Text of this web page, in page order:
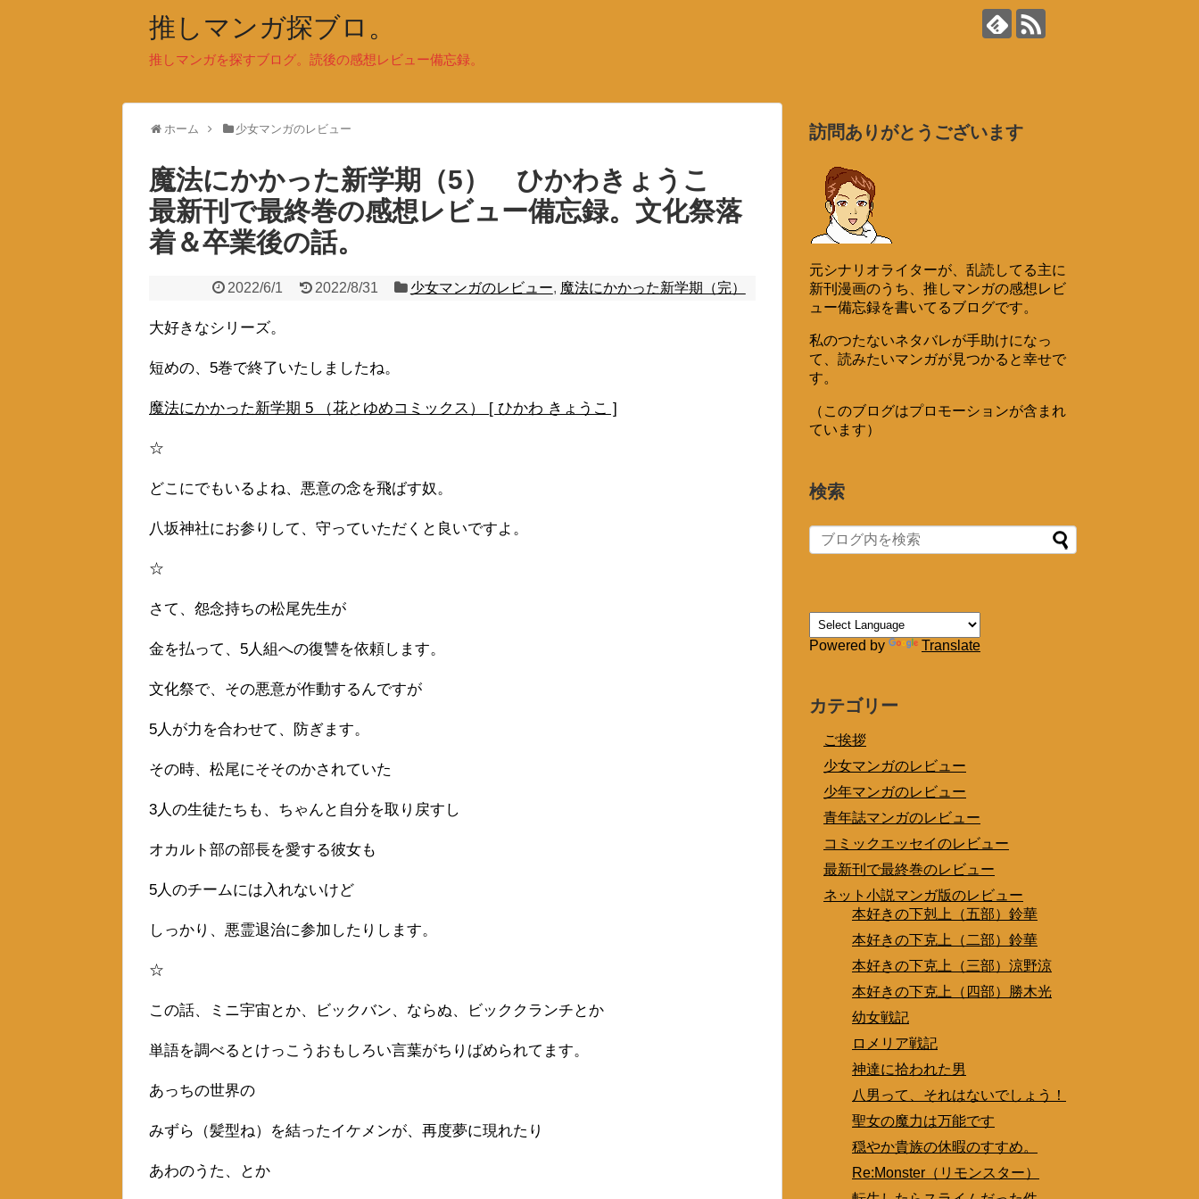
推しマンガ探ブロ。
推しマンガを探すブログ。読後の感想レビュー備忘録。
ホーム 少女マンガのレビュー
魔法にかかった新学期（5） ひかわきょうこ
最新刊で最終巻の感想レビュー備忘録。文化祭落
着＆卒業後の話。
2022/6/1 2022/8/31 少女マンガのレビュー, 魔法にかかった新学期（完）
大好きなシリーズ。
短めの、5巻で終了いたしましたね。
魔法にかかった新学期 5 （花とゆめコミックス） [ ひかわ きょうこ ]
☆
どこにでもいるよね、悪意の念を飛ばす奴。
八坂神社にお参りして、守っていただくと良いですよ。
☆
さて、怨念持ちの松尾先生が
金を払って、5人組への復讐を依頼します。
文化祭で、その悪意が作動するんですが
5人が力を合わせて、防ぎます。
その時、松尾にそそのかされていた
3人の生徒たちも、ちゃんと自分を取り戻すし
オカルト部の部長を愛する彼女も
5人のチームには入れないけど
しっかり、悪霊退治に参加したりします。
☆
この話、ミニ宇宙とか、ビックバン、ならぬ、ビッククランチとか
単語を調べるとけっこうおもしろい言葉がちりばめられてます。
あっちの世界の
みずら（髪型ね）を結ったイケメンが、再度夢に現れたり
あわのうた、とか
訪問ありがとうございます
元シナリオライターが、乱読してる主に
新刊漫画のうち、推しマンガの感想レビ
ュー備忘録を書いてるブログです。
私のつたないネタバレが手助けになっ
て、読みたいマンガが見つかると幸せで
す。
（このブログはプロモーションが含まれ
ています）
検索
Powered by Translate
カテゴリー
ご挨拶
少女マンガのレビュー
少年マンガのレビュー
青年誌マンガのレビュー
コミックエッセイのレビュー
最新刊で最終巻のレビュー
ネット小説マンガ版のレビュー
本好きの下剋上（五部）鈴華
本好きの下克上（二部）鈴華
本好きの下克上（三部）涼野涼
本好きの下克上（四部）勝木光
幼女戦記
ロメリア戦記
神達に拾われた男
八男って、それはないでしょう！
聖女の魔力は万能です
穏やか貴族の休暇のすすめ。
Re:Monster（リモンスター）